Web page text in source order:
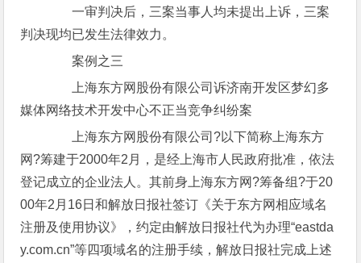
一审判决后，三案当事人均未提出上诉，三案
判决现均已发生法律效力。
案例之三
上海东方网股份有限公司诉济南开发区梦幻多
媒体网络技术开发中心不正当竞争纠纷案
上海东方网股份有限公司?以下简称上海东方
网?筹建于2000年2月，是经上海市人民政府批准，依法
登记成立的企业法人。其前身上海东方网?筹备组?于20
00年2月16日和解放日报社签订《关于东方网相应域名
注册及使用协议》，约定由解放日报社代为办理“eastda
y.com.cn”等四项域名的注册手续，解放日报社完成上述